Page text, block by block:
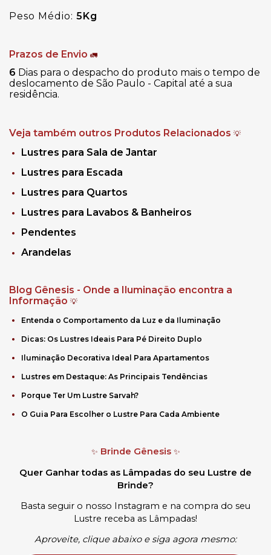
Peso Médio: 5Kg
Prazos de Envio 🚛
6 Dias para o despacho do produto mais o tempo de
deslocamento de São Paulo - Capital até a sua
residência.
Veja também outros Produtos Relacionados 💡
Lustres para Sala de Jantar
Lustres para Escada
Lustres para Quartos
Lustres para Lavabos & Banheiros
Pendentes
Arandelas
Blog Gênesis - Onde a Iluminação encontra a
Informação 💡
Entenda o Comportamento da Luz e da Iluminação
Dicas: Os Lustres Ideais Para Pé Direito Duplo
Iluminação Decorativa Ideal Para Apartamentos
Lustres em Destaque: As Principais Tendências
Porque Ter Um Lustre Sarvah?
O Guia Para Escolher o Lustre Para Cada Ambiente
✨ Brinde Gênesis ✨
Quer Ganhar todas as Lâmpadas do seu Lustre de
Brinde?
Basta seguir o nosso Instagram e na compra do seu
Lustre receba as Lâmpadas!
Aproveite, clique abaixo e siga agora mesmo: